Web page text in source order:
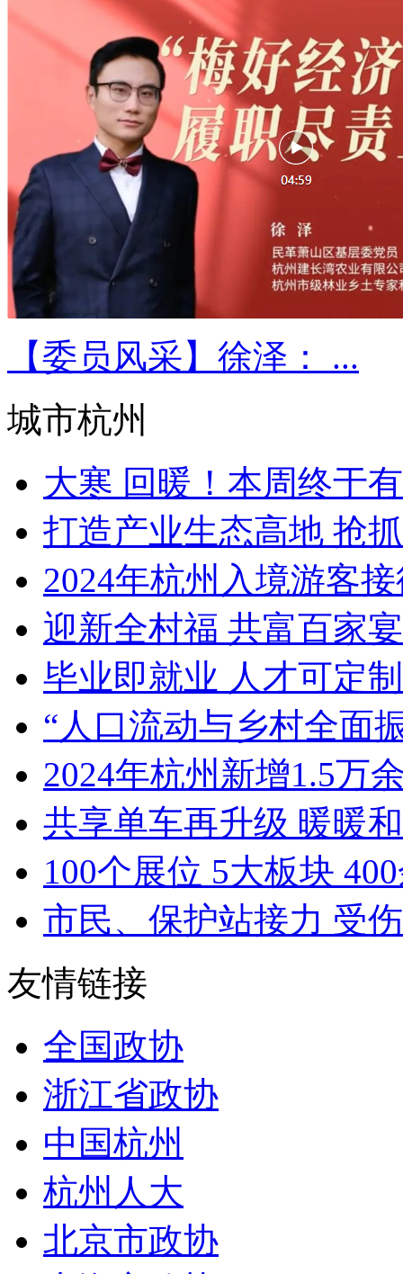
【委员风采】徐泽： ...
城市杭州
大寒 回暖！本周终于
打造产业生态高地 抢
2024年杭州入境游客
迎新全村福 共富百家宴
毕业即就业 人才可定
“人口流动与乡村全面
2024年杭州新增1.5万
共享单车再升级 暖暖
100个展位 5大板块
市民、保护站接力 受
友情链接
全国政协
浙江省政协
中国杭州
杭州人大
北京市政协